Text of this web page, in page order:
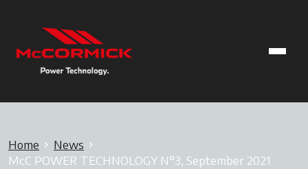
Home
News
McC POWER TECHNOLOGY N°3, September 2021